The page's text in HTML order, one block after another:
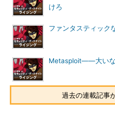
すると、FTPサーバー上のユー
ウが表示される。ここで画面右
けろ
ファンタスティック
Metasploit――大いな
過去の連載記事